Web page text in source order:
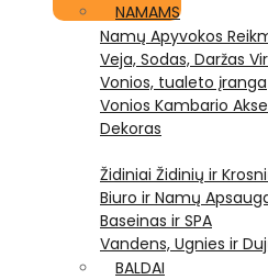
NAMAMS
Namų Apyvokos
Veja, Sodas, Daržas
Vonios, tualeto įranga
Vonios Kambario
Dekoras
Židiniai Židinių ir
Biuro ir Namų
Baseinas ir SPA
Vandens, Ugnies ir
BALDAI